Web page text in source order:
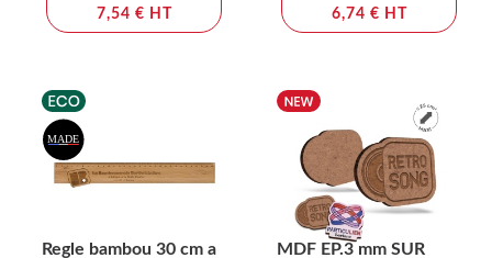
7,54 € HT 6,74 € HT
Regle bambou 30 cm a
MDF EP.3 mm SUR